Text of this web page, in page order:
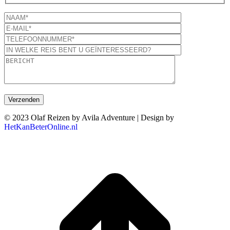
© 2023 Olaf Reizen by Avila Adventure | Design by
HetKanBeterOnline.nl